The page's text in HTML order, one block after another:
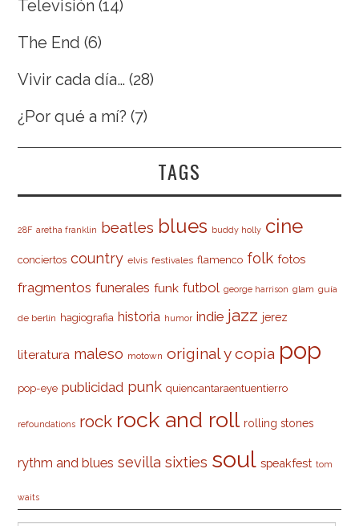
Televisión (14)
The End (6)
Vivir cada día… (28)
¿Por qué a mí? (7)
TAGS
28F aretha franklin beatles blues buddy holly cine
conciertos country elvis festivales flamenco folk fotos
fragmentos funerales funk futbol george harrison glam guía
de berlín hagiografia historia humor indie jazz jerez
literatura maleso motown original y copia pop
pop-eye publicidad punk quiencantaraentuentierro
refoundations rock rock and roll rolling stones
rythm and blues sevilla sixties soul speakfest tom
waits